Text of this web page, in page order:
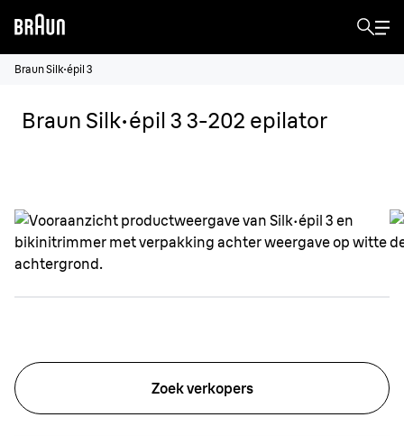
Braun Silk·épil 3
Braun Silk·épil 3 3-202 epilator
Zoek verkopers